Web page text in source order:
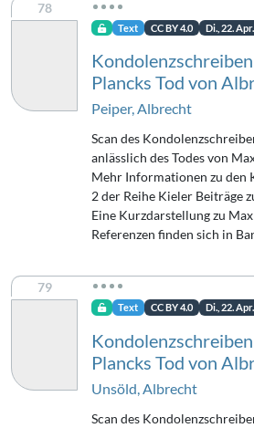
78
Text CC BY 4.0 Di., 22.
Plancks Tod von
Peiper, Albrecht
Scan des
anlässlich des Todes von
Mehr Informationen zu den
2 der Reihe Kieler Beiträge
Eine Kurzdarstellung zu
Referenzen finden sich in
79
Text CC BY 4.0 Di., 22.
Plancks Tod von
Unsöld, Albrecht
Scan des